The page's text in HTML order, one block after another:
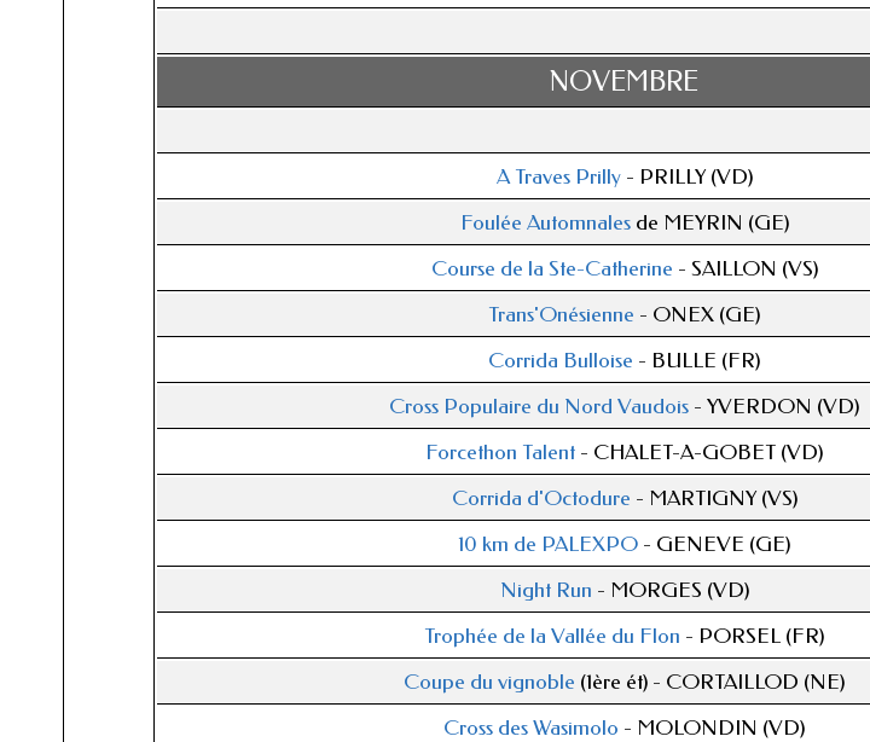
NOVEMBRE
A Traves Prilly- PRILLY (VD)
Foulée Automnalesde MEYRIN (GE)
Course de la Ste-Catherine - SAILLON (VS)
Trans'Onésienne - ONEX (GE)
Corrida Bulloise - BULLE (FR)
Cross Populaire du Nord Vaudois - YVERDON (VD)
Forcethon Talent - CHALET-A-GOBET (VD)
Corrida d'Octodure - MARTIGNY (VS)
10 km de PALEXPO - GENEVE (GE)
Night Run - MORGES (VD)
Trophée de la Vallée du Flon - PORSEL (FR)
Coupe du vignoble (1ère ét) - CORTAILLOD (NE)
Cross des Wasimolo - MOLONDIN (VD)